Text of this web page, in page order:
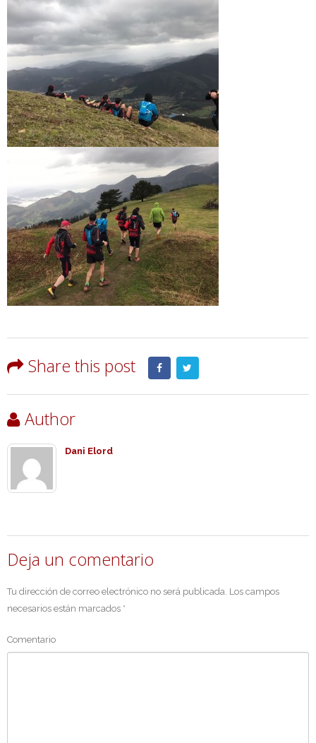
Share this post
Author
Dani Elord
Deja un comentario
Tu dirección de correo electrónico no será publicada. Los campos
necesarios están marcados *
Comentario